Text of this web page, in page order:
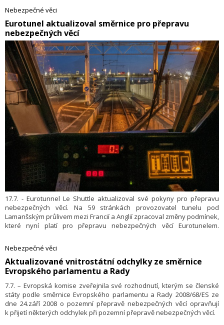
Dangerous Goods, pro námořní přepravu IMDG. Přepravní společnost
DSV v České republice ročně manipuluje s tisícovkou zásilek
nebezpečného zboží po moři i ve vzduchu. Nebezpečná zásilka přitom
může obsahovat i listové těsto – kvůli jeho stabilizaci suchým ledem na
cestě z Čech do USA.
Nebezpečné věci
Eurotunel aktualizoval směrnice pro přepravu
nebezpečných věcí
17.7. - Eurotunnel Le Shuttle aktualizoval své pokyny pro přepravu
nebezpečných věcí. Na 59 stránkách provozovatel tunelu pod
Lamanšským průlivem mezi Francií a Anglií zpracoval změny podmínek,
které nyní platí pro přepravu nebezpečných věcí Eurotunelem.
podmínky, protože zohledňují specifické bezpečnostní prvky
infrastruktury tunelu. Směrnice jsou zpracovány v anglickém a
francouzském jazyce.
Nebezpečné věci
Aktualizované vnitrostátní odchylky ze směrnice
Evropského parlamentu a Rady
7.7. – Evropská komise zveřejnila své rozhodnutí, kterým se členské
státy podle směrnice Evropského parlamentu a Rady 2008/68/ES ze
dne 24.září 2008 o pozemní přepravě nebezpečných věcí opravňují
k přijetí některých odchylek při pozemní přepravě nebezpečných věcí.